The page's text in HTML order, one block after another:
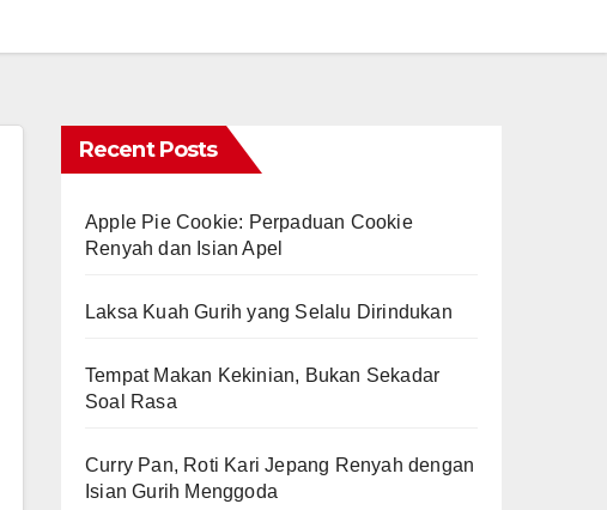
Recent Posts
Apple Pie Cookie: Perpaduan Cookie
Renyah dan Isian Apel
Laksa Kuah Gurih yang Selalu Dirindukan
Tempat Makan Kekinian, Bukan Sekadar
Soal Rasa
Curry Pan, Roti Kari Jepang Renyah dengan
Isian Gurih Menggoda